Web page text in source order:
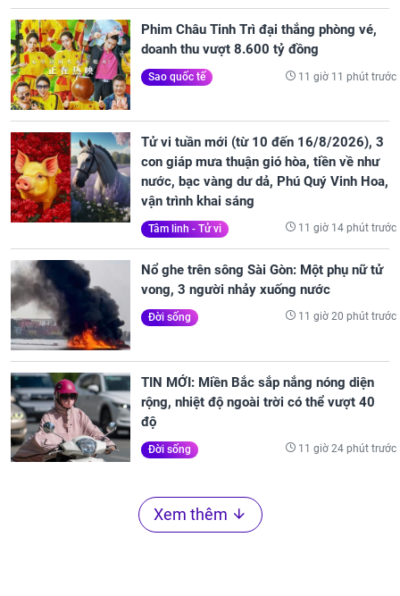
Phim Châu Tinh Trì đại thắng phòng vé,
doanh thu vượt 8.600 tỷ đồng
Sao quốc tế 11 giờ 11 phút trước
Tử vi tuần mới (từ 10 đến 16/8/2026), 3
con giáp mưa thuận gió hòa, tiền về như
nước, bạc vàng dư dả, Phú Quý Vinh Hoa,
vận trình khai sáng
Tâm linh - Tử vi 11 giờ 14 phút trước
Nổ ghe trên sông Sài Gòn: Một phụ nữ tử
vong, 3 người nhảy xuống nước
Đời sống 11 giờ 20 phút trước
TIN MỚI: Miền Bắc sắp nắng nóng diện
rộng, nhiệt độ ngoài trời có thể vượt 40
độ
Đời sống 11 giờ 24 phút trước
Xem thêm